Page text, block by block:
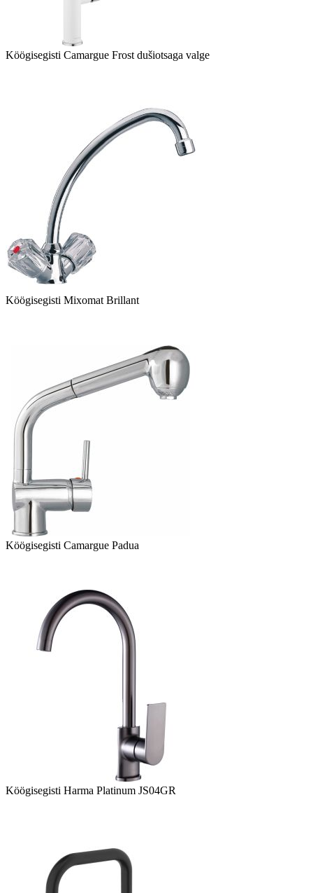
Köögisegisti Camargue Frost dušiotsaga valge
Köögisegisti Mixomat Brillant
Köögisegisti Camargue Padua
Köögisegisti Harma Platinum JS04GR